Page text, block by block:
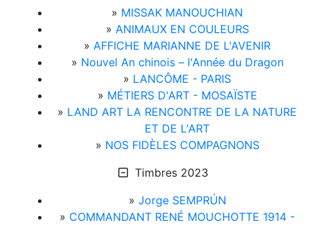
» MISSAK MANOUCHIAN
» ANIMAUX EN COULEURS
» AFFICHE MARIANNE DE L'AVENIR
» Nouvel An chinois – l'Année du Dragon
» LANCÔME - PARIS
» MÉTIERS D'ART - MOSAÏSTE
» LAND ART LA RENCONTRE DE LA NATURE
ET DE L'ART
» NOS FIDÈLES COMPAGNONS
Timbres 2023
» Jorge SEMPRÚN
» COMMANDANT RENÉ MOUCHOTTE 1914 -